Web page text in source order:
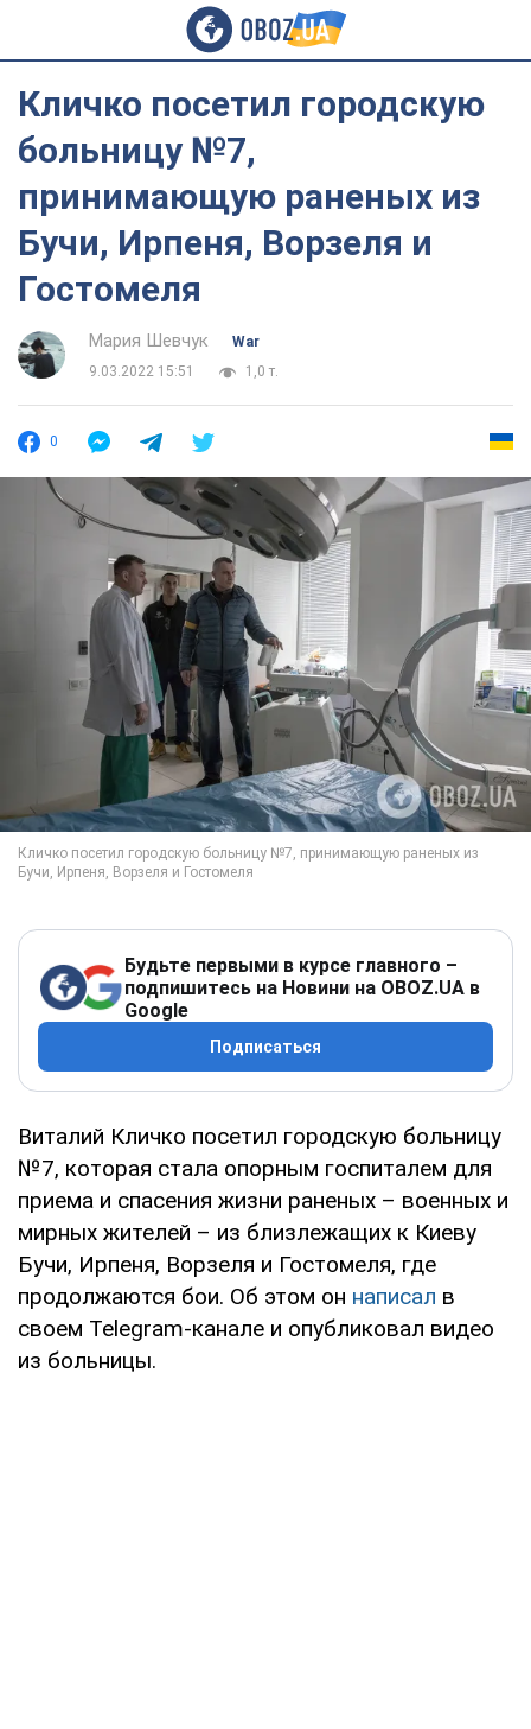
Кличко посетил городскую
больницу №7,
принимающую раненых из
Бучи, Ирпеня, Ворзеля и
Гостомеля
Мария Шевчук
War
9.03.2022 15:51
1,0 т.
0
Будьте первыми в курсе главного –
подпишитесь на Новини на OBOZ.UA в
Google
Подписаться
Виталий Кличко посетил городскую больницу
№7, которая стала опорным госпиталем для
приема и спасения жизни раненых – военных и
мирных жителей – из близлежащих к Киеву
Бучи, Ирпеня, Ворзеля и Гостомеля, где
продолжаются бои. Об этом он написал в
своем Telegram-канале и опубликовал видео
из больницы.